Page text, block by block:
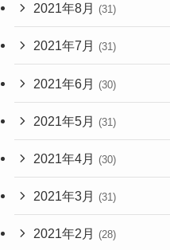
2021年8月 (31)
2021年7月 (31)
2021年6月 (30)
2021年5月 (31)
2021年4月 (30)
2021年3月 (31)
2021年2月 (28)